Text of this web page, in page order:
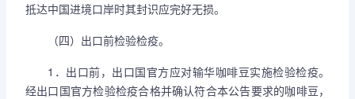
抵达中国进境口岸时其封识应完好无损。
（四）出口前检验检疫。
1．出口前，出口国官方应对输华咖啡豆实施检验检疫。
经出口国官方检验检疫合格并确认符合本公告要求的咖啡豆，